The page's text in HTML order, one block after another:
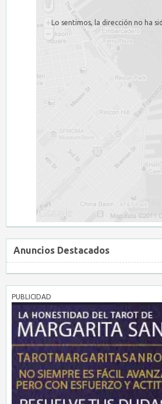
Lo sentimos, la dirección no ha
Anuncios Destacados
PUBLICIDAD